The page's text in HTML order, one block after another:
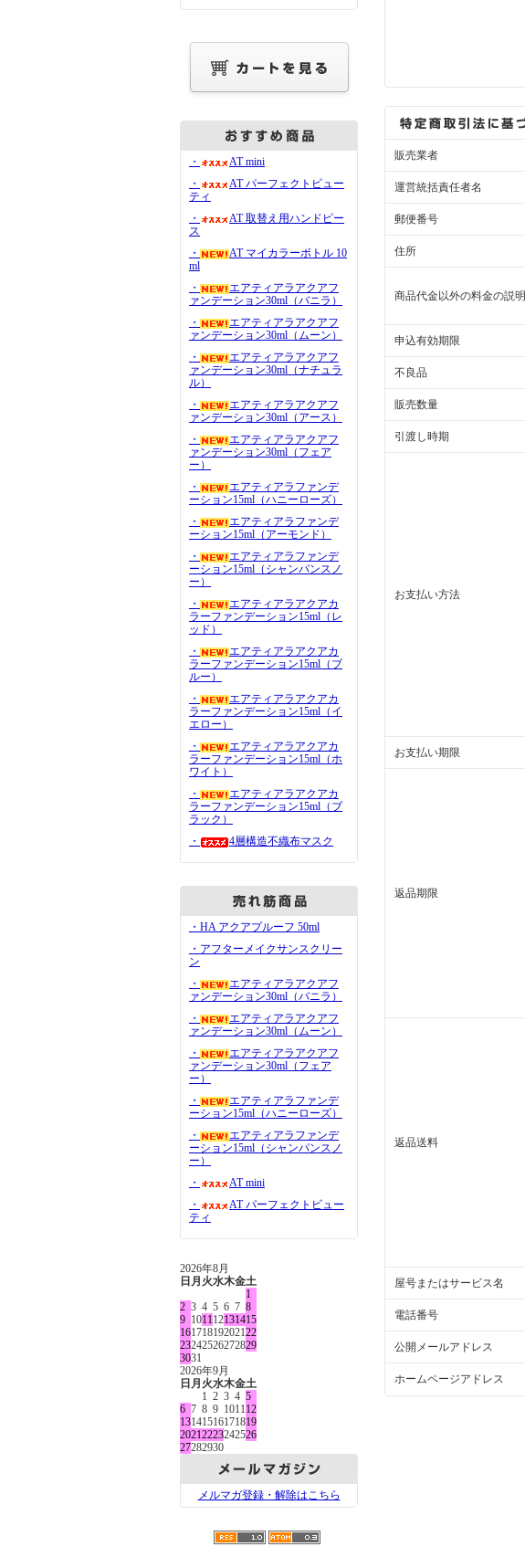
・
AT mini
・
AT パーフェクトビュー
ティ
・
AT 取替え用ハンドピー
ス
・
AT マイカラーボトル 10
ml
・
エアティアラアクアフ
ァンデーション30ml（バニラ）
・
エアティアラアクアフ
ァンデーション30ml（ムーン）
・
エアティアラアクアフ
ァンデーション30ml（ナチュラ
ル）
・
エアティアラアクアフ
ァンデーション30ml（アース）
・
エアティアラアクアフ
ァンデーション30ml（フェア
ー）
・
エアティアラファンデ
ーション15ml（ハニーローズ）
・
エアティアラファンデ
ーション15ml（アーモンド）
・
エアティアラファンデ
ーション15ml（シャンパンスノ
ー）
・
エアティアラアクアカ
ラーファンデーション15ml（レ
ッド）
・
エアティアラアクアカ
ラーファンデーション15ml（ブ
ルー）
・
エアティアラアクアカ
ラーファンデーション15ml（イ
エロー）
・
エアティアラアクアカ
ラーファンデーション15ml（ホ
ワイト）
・
エアティアラアクアカ
ラーファンデーション15ml（ブ
ラック）
・
4層構造不織布マスク
・HA アクアプルーフ 50ml
・アフターメイクサンスクリー
ン
・
エアティアラアクアフ
ァンデーション30ml（バニラ）
・
エアティアラアクアフ
ァンデーション30ml（ムーン）
・
エアティアラアクアフ
ァンデーション30ml（フェア
ー）
・
エアティアラファンデ
ーション15ml（ハニーローズ）
・
エアティアラファンデ
ーション15ml（シャンパンスノ
ー）
・
AT mini
・
AT パーフェクトビュー
ティ
2026年8月
日 月 火水木金土
1
2 3 4 5 6 7 8
9 101112131415
16171819202122
23242526272829
3031
2026年9月
日 月 火水木金土
1 2 3 4 5
6 7 8 9 101112
13141516171819
20212223242526
27282930
メルマガ登録・解除はこちら
販売業者
運営統括責任者名
郵便番号
住所
商品代金以外の料金の説明
申込有効期限
不良品
販売数量
引渡し時期
お支払い方法
お支払い期限
返品期限
返品送料
屋号またはサービス名
電話番号
公開メールアドレス
ホームページアドレス